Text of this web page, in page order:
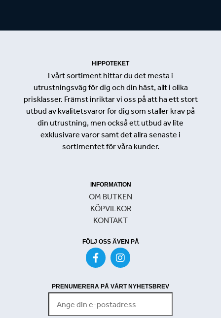
HIPPOTEKET
I vårt sortiment hittar du det mesta i
utrustningsväg för dig och din häst, allt i olika
prisklasser. Främst inriktar vi oss på att ha ett stort
utbud av kvalitetsvaror för dig som ställer krav på
din utrustning, men också ett utbud av lite
exklusivare varor samt det allra senaste i
sortimentet för våra kunder.
INFORMATION
OM BUTKEN
KÖPVILKOR
KONTAKT
FÖLJ OSS ÄVEN PÅ
PRENUMERERA PÅ VÅRT NYHETSBREV